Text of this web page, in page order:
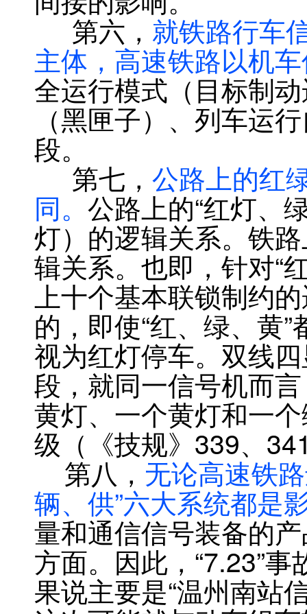
第六， 就铁路行车
主体，高速铁路以机
全运行模式（目标制
（黑匣子）、列车运
段。
第七， 公路上的红
同。 公路上的“红灯、
灯）的逻辑关系。铁
辑关系。也即，针对“
上十个基本联锁制约
的，即使“红、绿、黄
视为红灯停车。双线
段，就同一信号机而
黄灯、一个黄灯和一
级（《技规》339、
第八， 无论高速铁
辆、供”六大系统都是
量和通信信号装备的
方面。因此，“7.23”
果说主要是“温州南站